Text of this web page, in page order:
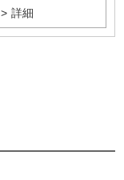
> 詳細